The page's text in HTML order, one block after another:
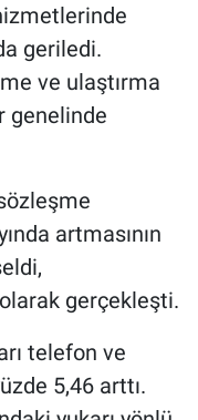
geriledi.
ve ulaştırma
genelinde
artmasının
gerçekleşti.
telefon ve
5,46 arttı.